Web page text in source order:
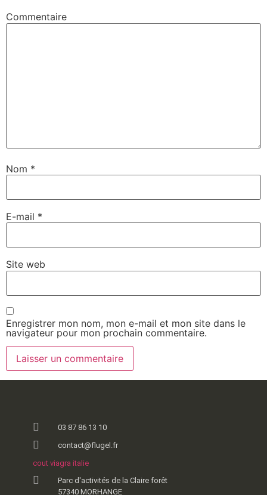
Commentaire
Nom *
E-mail *
Site web
Enregistrer mon nom, mon e-mail et mon site dans le
navigateur pour mon prochain commentaire.
03 87 86 13 10
contact@flugel.fr
cout viagra italie
Parc d'activités de la Claire forêt
57340 MORHANGE